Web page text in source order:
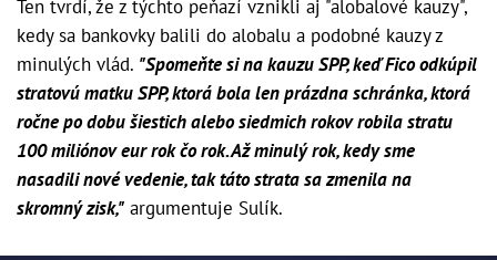
Ten tvrdí, že z týchto peňazí vznikli aj "alobalové kauzy",
kedy sa bankovky balili do alobalu a podobné kauzy z
minulých vlád. "Spomeňte si na kauzu SPP, keď Fico odkúpil
stratovú matku SPP, ktorá bola len prázdna schránka, ktorá
ročne po dobu šiestich alebo siedmich rokov robila stratu
100 miliónov eur rok čo rok. Až minulý rok, kedy sme
nasadili nové vedenie, tak táto strata sa zmenila na
skromný zisk," argumentuje Sulík.